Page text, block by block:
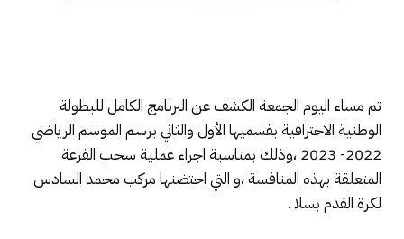
تم مساء اليوم الجمعة الكشف عن البرنامج الكامل للبطولة
الوطنية الاحترافية بقسميها الأول والثاني برسم الموسم الرياضي
2022- 2023 ،وذلك بمناسبة اجراء عملية سحب القرعة
المتعلقة بهذه المنافسة ،و التي احتضنها مركب محمد السادس
لكرة القدم بسلا .